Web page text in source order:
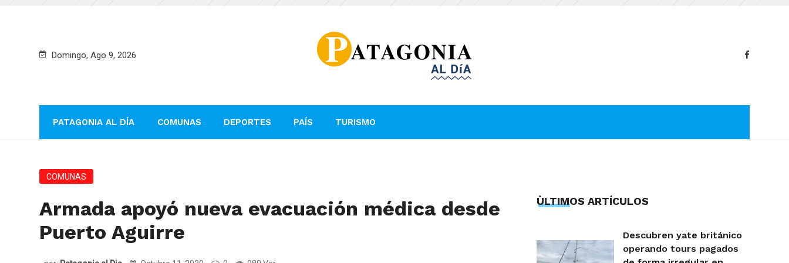
Domingo, Ago 9, 2026
PATAGONIA AL DÍA COMUNAS DEPORTES PAÍS TURISMO
COMUNAS
Armada apoyó nueva evacuación médica desde
Puerto Aguirre
ÙLTIMOS ARTÍCULOS
Descubren yate británico
operando tours pagados